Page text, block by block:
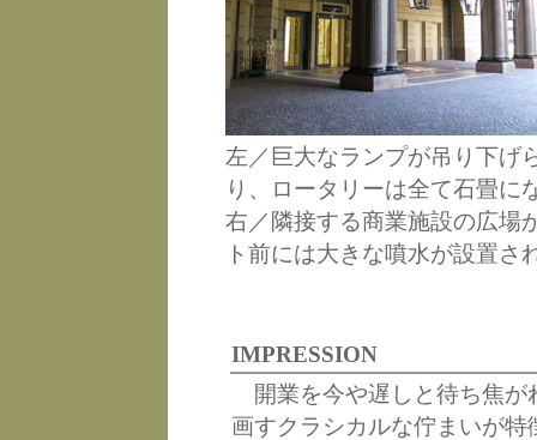
左／巨大なランプが吊り下げ
り、ロータリーは全て石畳に
右／隣接する商業施設の広場
ト前には大きな噴水が設置さ
IMPRESSION
開業を今や遅しと待ち焦が
画すクラシカルな佇まいが